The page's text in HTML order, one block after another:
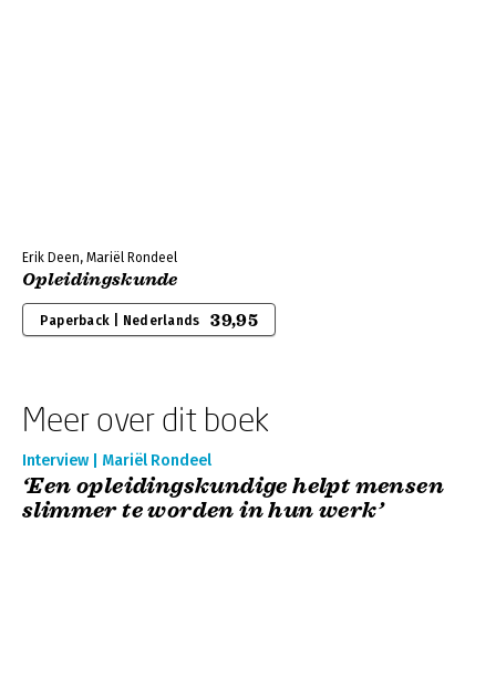
Erik Deen, Mariël Rondeel
Opleidingskunde
Paperback | Nederlands 39,95
Meer over dit boek
Interview | Mariël Rondeel
‘Een opleidingskundige helpt mensen
slimmer te worden in hun werk’